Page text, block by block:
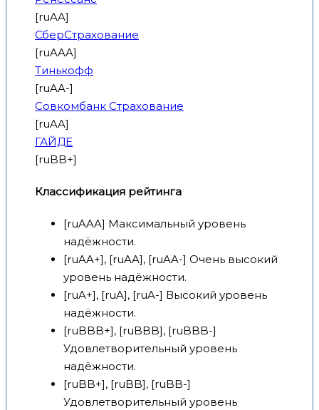
[ruAA]
СберСтрахование
[ruAAA]
Тинькофф
[ruAA-]
Совкомбанк Страхование
[ruAA]
ГАЙДЕ
[ruBB+]
Классификация рейтинга
[ruAAA] Максимальный уровень
надёжности.
[ruAA+], [ruAA], [ruAA-] Очень высокий
уровень надёжности.
[ruA+], [ruA], [ruA-] Высокий уровень
надёжности.
[ruBBB+], [ruBBB], [ruBBB-]
Удовлетворительный уровень
надёжности.
[ruBB+], [ruBB], [ruBB-]
Удовлетворительный уровень